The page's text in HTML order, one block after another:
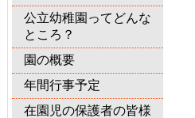
公立幼稚園ってどんな
ところ？
園の概要
年間行事予定
在園児の保護者の皆様